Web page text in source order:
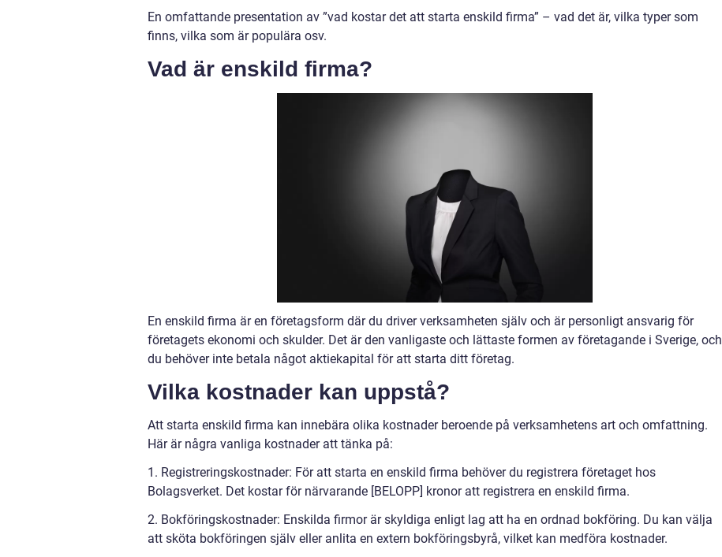
En omfattande presentation av ”vad kostar det att starta enskild firma” – vad det är, vilka typer som
finns, vilka som är populära osv.
Vad är enskild firma?
En enskild firma är en företagsform där du driver verksamheten själv och är personligt ansvarig för
företagets ekonomi och skulder. Det är den vanligaste och lättaste formen av företagande i Sverige, och
du behöver inte betala något aktiekapital för att starta ditt företag.
Vilka kostnader kan uppstå?
Att starta enskild firma kan innebära olika kostnader beroende på verksamhetens art och omfattning.
Här är några vanliga kostnader att tänka på:
1. Registreringskostnader: För att starta en enskild firma behöver du registrera företaget hos
Bolagsverket. Det kostar för närvarande [BELOPP] kronor att registrera en enskild firma.
2. Bokföringskostnader: Enskilda firmor är skyldiga enligt lag att ha en ordnad bokföring. Du kan välja
att sköta bokföringen själv eller anlita en extern bokföringsbyrå, vilket kan medföra kostnader.